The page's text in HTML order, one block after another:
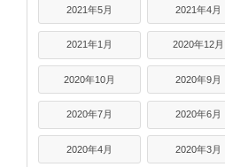
2021年5月 2021年4月
2021年1月 2020年12月
2020年10月 2020年9月
2020年7月 2020年6月
2020年4月 2020年3月